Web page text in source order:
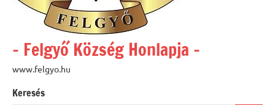
– Felgyő Község Honlapja –
www.felgyo.hu
Keresés